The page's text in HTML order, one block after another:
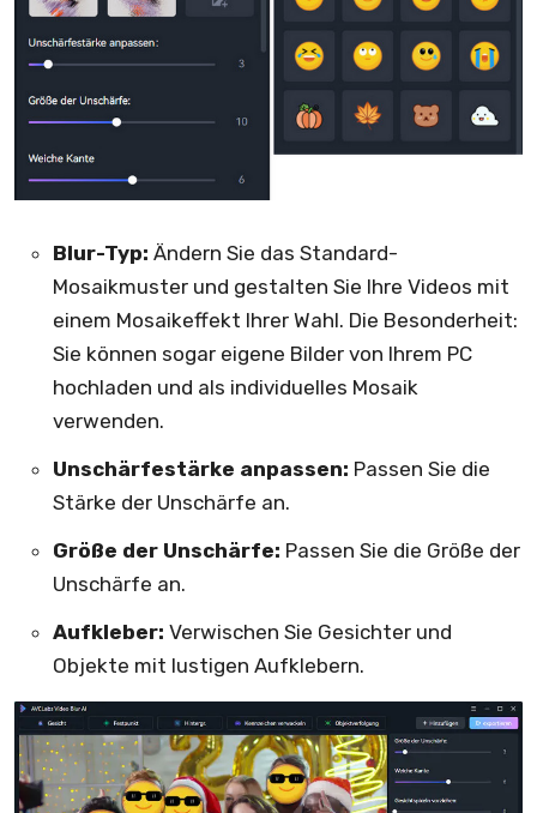
Blur-Typ: Ändern Sie das Standard-
Mosaikmuster und gestalten Sie Ihre Videos mit
einem Mosaikeffekt Ihrer Wahl. Die Besonderheit:
Sie können sogar eigene Bilder von Ihrem PC
hochladen und als individuelles Mosaik
verwenden.
Unschärfestärke anpassen: Passen Sie die
Stärke der Unschärfe an.
Größe der Unschärfe: Passen Sie die Größe der
Unschärfe an.
Aufkleber: Verwischen Sie Gesichter und
Objekte mit lustigen Aufklebern.